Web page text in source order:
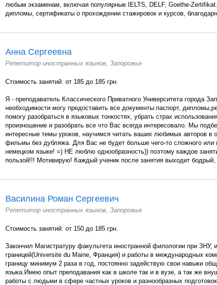
любым экзаменам, включая популярные IELTS, DELF, Goethe-
дипломы, сертификаты о прохождении стажировок и курсов,
Анна Сергеевна
Репетитор иностранных языков, Запорожье
Стоимость занятий: от 185 до 185 грн.
Я - преподаватель Классического Приватного Университета города
необходимости могу предоставить все документы:паспорт,
помогу разобраться в языковых тонкостях, убрать страх
произношение и разобрать все что Вас всегда интересовало. Мы
интересные темы уроков, научимся читать ваших любимых авторов в
фильмы без дубляжа. Для Вас не будет больше чего-то сложного или
немецком языке! =) НЕ люблю однообразность)) поэтому каждое
пользой!!! Мотивирую! Каждый ученик после занятия выходит
Василина Роман Сергеевич
Репетитор иностранных языков, Запорожье
Стоимость занятий: от 150 до 185 грн.
Закончил Магистратуру факультета иностранной филологии при ЗНУ,
границей(Universite du Maine, Франция) и работы в международных
границу минимум 2 раза в год, постоянно задействую свои навыки
языка.Имею опыт преподавания как в школе так и в вузе, а так же
работы с людьми в сфере частных уроков и разнообразных